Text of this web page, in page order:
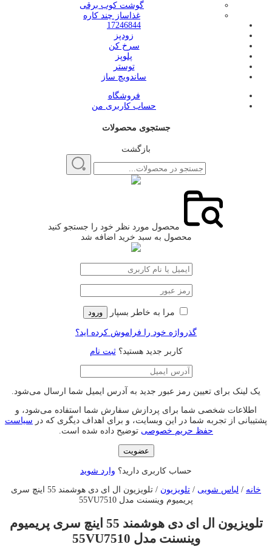
گوشت کوب برقی
غذاساز چند کاره
17246844
زودپز
سرخ کن
پلوپز
توستر
ساندویچ ساز
فروشگاه
حساب کاربری من
جستجوی محصولات
بازگشت
محصول مورد نظر خود را جستجو کنید
محصول به سبد خرید اضافه شد
مرا به خاطر بسپار ورود
گذرواژه خود را فراموش کرده اید؟
کاربر جدید هستید؟ثبت نام
یک لینک برای تعیین رمز عبور جدید به آدرس ایمیل شما ارسال می‌شود.
اطلاعات شخصی شما برای پردازش سفارش شما استفاده می‌شود، و
پشتیبانی از تجربه شما در این وبسایت، و برای اهداف دیگری که در سیاست
حفظ حریم خصوصی توضیح داده شده است.
عضویت
حساب کاربری دارید؟ وارد شوید
خانه / لباس شویی / تلویزیون
/ تلویزیون ال ای دی هوشمند 55 اینچ سری
پریمیوم وینسنت مدل 55VU7510
تلویزیون ال ای دی هوشمند 55 اینچ سری پریمیوم
وینسنت مدل 55VU7510